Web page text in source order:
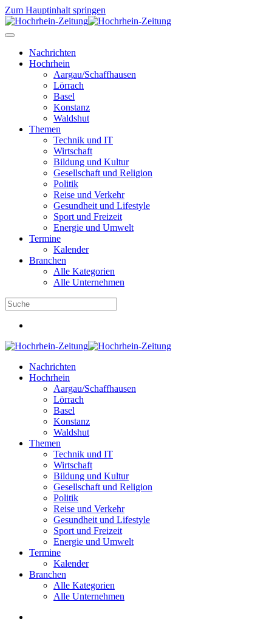
Zum Hauptinhalt springen
Nachrichten
Hochrhein
Aargau/Schaffhausen
Lörrach
Basel
Konstanz
Waldshut
Themen
Technik und IT
Wirtschaft
Bildung und Kultur
Gesellschaft und Religion
Politik
Reise und Verkehr
Gesundheit und Lifestyle
Sport und Freizeit
Energie und Umwelt
Termine
Kalender
Branchen
Alle Kategorien
Alle Unternehmen
Nachrichten
Hochrhein
Aargau/Schaffhausen
Lörrach
Basel
Konstanz
Waldshut
Themen
Technik und IT
Wirtschaft
Bildung und Kultur
Gesellschaft und Religion
Politik
Reise und Verkehr
Gesundheit und Lifestyle
Sport und Freizeit
Energie und Umwelt
Termine
Kalender
Branchen
Alle Kategorien
Alle Unternehmen